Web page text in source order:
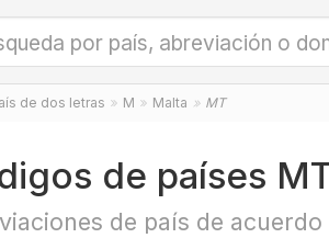
de dos letras M Malta MT
de países
de país de